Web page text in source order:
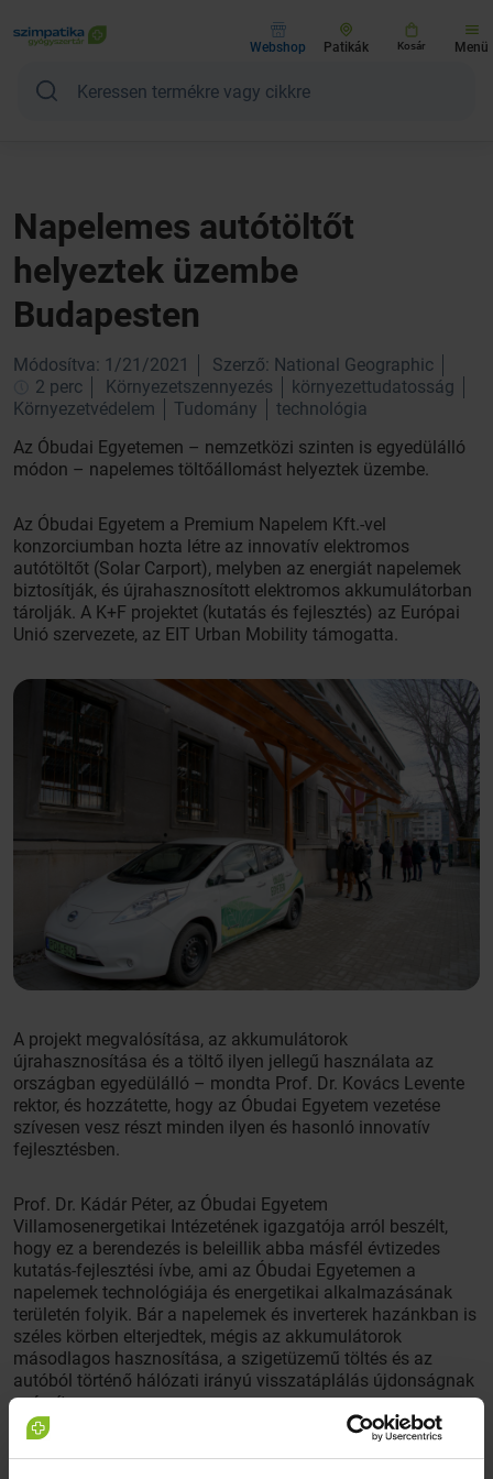
Webshop Patikák Kosár Menü
Napelemes autótöltőt
helyeztek üzembe
Budapesten
Módosítva: 1/21/2021
Szerző: National Geographic
2 perc
Környezetszennyezés
környezettudatosság
Környezetvédelem
Tudomány
technológia
Az Óbudai Egyetemen – nemzetközi szinten is egyedülálló
módon – napelemes töltőállomást helyeztek üzembe.
Az Óbudai Egyetem a Premium Napelem Kft.-vel
konzorciumban hozta létre az innovatív elektromos
autótöltőt (Solar Carport), melyben az energiát napelemek
biztosítják, és újrahasznosított elektromos akkumulátorban
tárolják. A K+F projektet (kutatás és fejlesztés) az Európai
Unió szervezete, az EIT Urban Mobility támogatta.
A projekt megvalósítása, az akkumulátorok
újrahasznosítása és a töltő ilyen jellegű használata az
országban egyedülálló – mondta Prof. Dr. Kovács Levente
rektor, és hozzátette, hogy az Óbudai Egyetem vezetése
szívesen vesz részt minden ilyen és hasonló innovatív
fejlesztésben.
Prof. Dr. Kádár Péter, az Óbudai Egyetem
Villamosenergetikai Intézetének igazgatója arról beszélt,
hogy ez a berendezés is beleillik abba másfél évtizedes
kutatás-fejlesztési ívbe, ami az Óbudai Egyetemen a
napelemek technológiája és energetikai alkalmazásának
területén folyik. Bár a napelemek és inverterek hazánkban is
széles körben elterjedtek, mégis az akkumulátorok
másodlagos hasznosítása, a szigetüzemű töltés és az
autóból történő hálózati irányú visszatáplálás újdonságnak
számít.
A projekthez szükséges akkumulátorokat két, használaton